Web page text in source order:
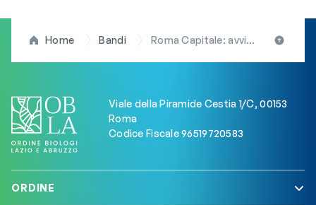
Home Bandi Roma Capitale: avviso pubblico per l’accreditamento di professionisti erogatori di prestazioni integrative Progetto Home Care Premium 2025
Viale della Piramide Cestia 1/C, 00153
Roma
Codice Fiscale 96519720583
ORDINE